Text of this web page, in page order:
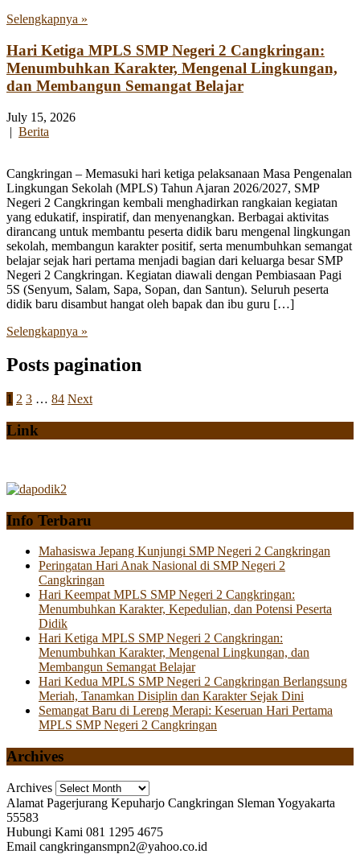
Selengkapnya »
Hari Ketiga MPLS SMP Negeri 2 Cangkringan:
Menumbuhkan Karakter, Mengenal Lingkungan,
dan Membangun Semangat Belajar
July 15, 2026
| Berita
Cangkringan – Memasuki hari ketiga pelaksanaan Masa Pengenalan
Lingkungan Sekolah (MPLS) Tahun Ajaran 2026/2027, SMP
Negeri 2 Cangkringan kembali menghadirkan rangkaian kegiatan
yang edukatif, inspiratif, dan menyenangkan. Berbagai aktivitas
dirancang untuk membantu peserta didik baru mengenal lingkungan
sekolah, membangun karakter positif, serta menumbuhkan semangat
belajar sejak hari pertama menjadi bagian dari keluarga besar SMP
Negeri 2 Cangkringan. Kegiatan diawali dengan Pembiasaan Pagi
5S (Senyum, Salam, Sapa, Sopan, dan Santun). Seluruh peserta
didik baru disambut hangat oleh bapak dan ibu guru […]
Selengkapnya »
Posts pagination
1 2 3 … 84 Next
Link
Info Terbaru
Mahasiswa Jepang Kunjungi SMP Negeri 2 Cangkringan
Peringatan Hari Anak Nasional di SMP Negeri 2
Cangkringan
Hari Keempat MPLS SMP Negeri 2 Cangkringan:
Menumbuhkan Karakter, Kepedulian, dan Potensi Peserta
Didik
Hari Ketiga MPLS SMP Negeri 2 Cangkringan:
Menumbuhkan Karakter, Mengenal Lingkungan, dan
Membangun Semangat Belajar
Hari Kedua MPLS SMP Negeri 2 Cangkringan Berlangsung
Meriah, Tanamkan Disiplin dan Karakter Sejak Dini
Semangat Baru di Lereng Merapi: Keseruan Hari Pertama
MPLS SMP Negeri 2 Cangkringan
Archives
Archives
Alamat Pagerjurang Kepuharjo Cangkringan Sleman Yogyakarta
55583
Hubungi Kami 081 1295 4675
Email cangkringansmpn2@yahoo.co.id